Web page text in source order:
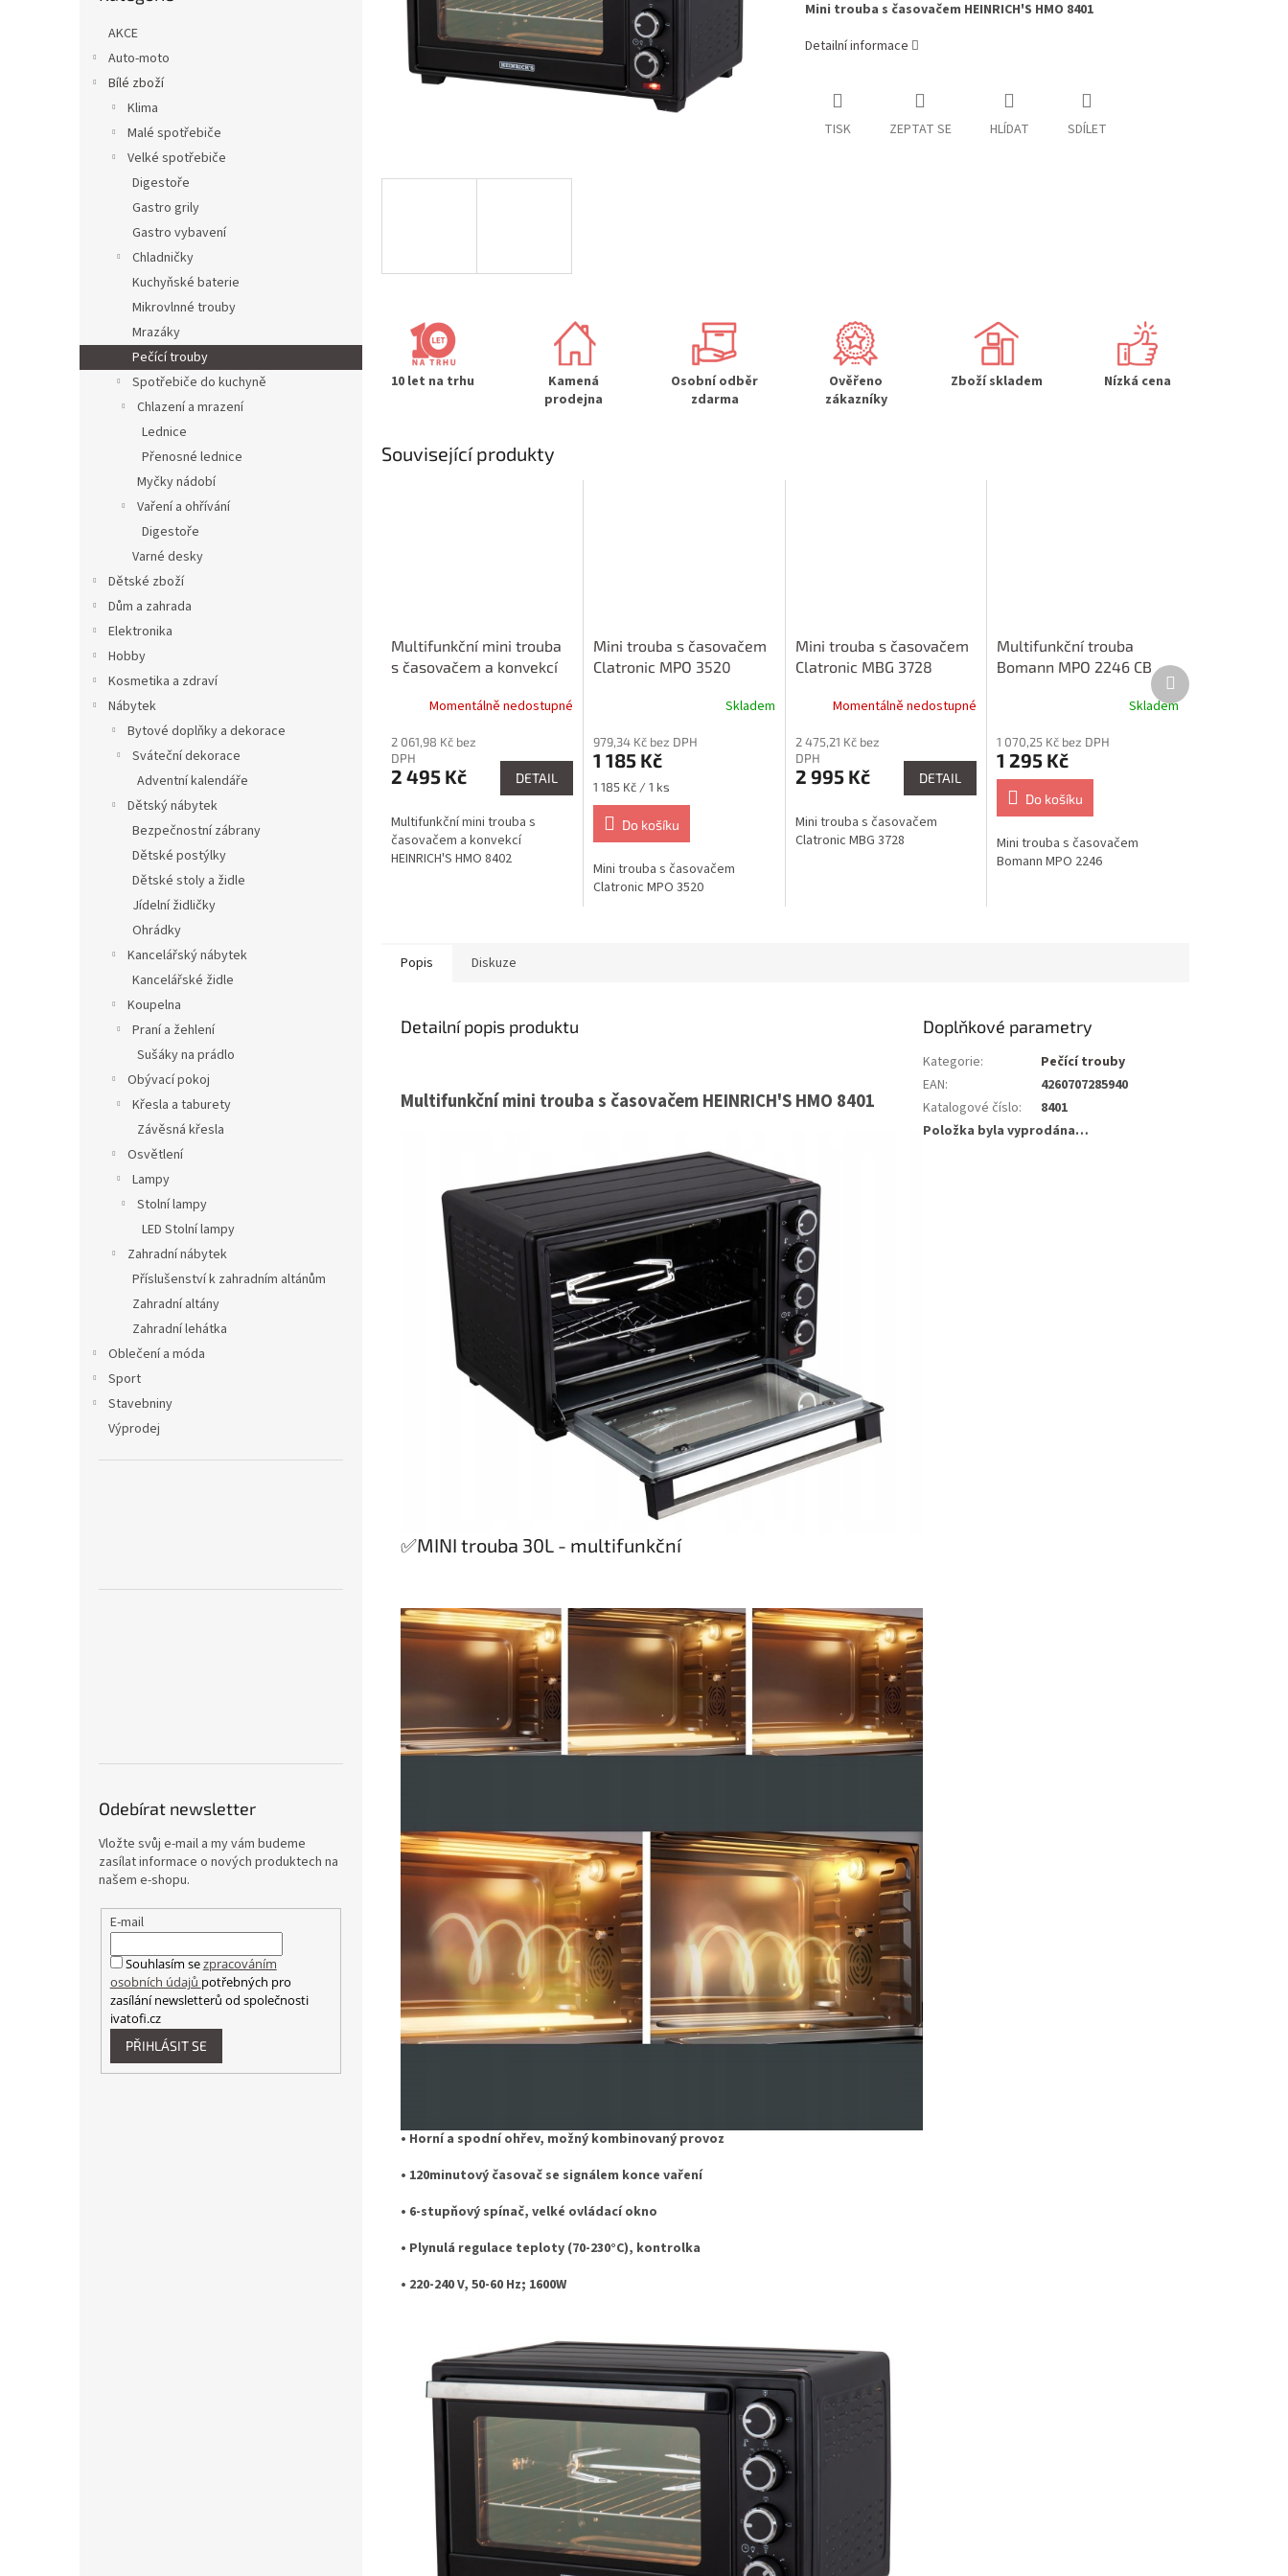
AKCE
Auto-moto
Bílé zboží
Klima
Malé spotřebiče
Velké spotřebiče
Digestoře
Gastro grily
Gastro vybavení
Chladničky
Kuchyňské baterie
Mikrovlnné trouby
Mrazáky
Pečící trouby
Spotřebiče do kuchyně
Chlazení a mrazení
Lednice
Přenosné lednice
Myčky nádobí
Vaření a ohřívání
Digestoře
Varné desky
Dětské zboží
Dům a zahrada
Elektronika
Hobby
Kosmetika a zdraví
Nábytek
Bytové doplňky a dekorace
Sváteční dekorace
Adventní kalendáře
Dětský nábytek
Bezpečnostní zábrany
Dětské postýlky
Dětské stoly a židle
Jídelní židličky
Ohrádky
Kancelářský nábytek
Kancelářské židle
Koupelna
Praní a žehlení
Sušáky na prádlo
Obývací pokoj
Křesla a taburety
Závěsná křesla
Osvětlení
Lampy
Stolní lampy
LED Stolní lampy
Zahradní nábytek
Příslušenství k zahradním altánům
Zahradní altány
Zahradní lehátka
Oblečení a móda
Sport
Stavebniny
Výprodej
Odebírat newsletter
Vložte svůj e-mail a my vám budeme
zasílat informace o nových produktech na
našem e-shopu.
E-mail
Souhlasím sezpracováním
osobních údajů potřebných pro
zasílání newsletterů od společnosti
ivatofi.cz
PŘIHLÁSIT SE
Mini trouba s časovačem HEINRICH'S HMO 8401
Detailní informace
TISK ZEPTAT SE HLÍDAT SDÍLET
10 let na trhu
Kamená
prodejna
Osobní odběr
zdarma
Ověřeno
zákazníky
Zboží skladem Nízká cena
Související produkty
Multifunkční mini trouba
s časovačem a konvekcí
Momentálně nedostupné
2 061,98 Kč bez
DPH
2 495 Kč DETAIL
Multifunkční mini trouba s
časovačem a konvekcí
HEINRICH'S HMO 8402
Mini trouba s časovačem
Clatronic MPO 3520
Skladem
979,34 Kč bez DPH
1 185 Kč
Měrná
cena:
1 185 Kč / 1 ks
Do košíku
Mini trouba s časovačem
Clatronic MPO 3520
Mini trouba s časovačem
Clatronic MBG 3728
Momentálně nedostupné
2 475,21 Kč bez
DPH
2 995 Kč DETAIL
Mini trouba s časovačem
Clatronic MBG 3728
Multifunkční trouba
Bomann MPO 2246 CB
Skladem
1 070,25 Kč bez DPH
1 295 Kč
Do košíku
Mini trouba s časovačem
Bomann MPO 2246
Další
produkt
Popis Diskuze
Detailní popis produktu
Multifunkční mini trouba s časovačem HEINRICH'S HMO 8401
✅MINI trouba 30L - multifunkční
• Horní a spodní ohřev, možný kombinovaný provoz
• 120minutový časovač se signálem konce vaření
• 6-stupňový spínač, velké ovládací okno
• Plynulá regulace teploty (70-230°C), kontrolka
• 220-240 V, 50-60 Hz; 1600W
Doplňkové parametry
Kategorie:
Pečící trouby
EAN:
4260707285940
Katalogové číslo:
8401
Položka byla vyprodána…